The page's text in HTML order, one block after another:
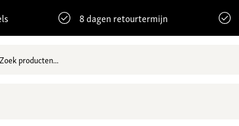
8 dagen retourtermijn